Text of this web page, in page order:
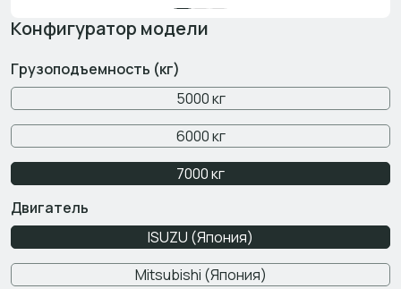
Конфигуратор модели
Грузоподъемность (кг)
5000 кг
6000 кг
7000 кг
Двигатель
ISUZU (Япония)
Mitsubishi (Япония)